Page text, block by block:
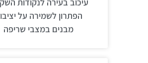
הפתרון לשמירה על
מבנים במצבי שריפה